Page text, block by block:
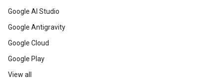
Google AI Studio
Google Antigravity
Google Cloud
Google Play
View all